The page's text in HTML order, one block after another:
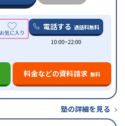
電話する 通話料無料
10:00~22:00
料金などの資料請求 無料
塾の詳細を見る